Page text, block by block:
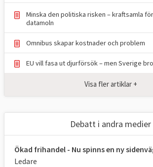
Minska den politiska risken – kraftsamla
datamoln
Omnibus skapar kostnader och problem
EU vill fasa ut djurförsök – men Sverige
Visa fler artiklar +
Debatt i andra medier
Ökad frihandel - Nu spinns en ny
Ledare